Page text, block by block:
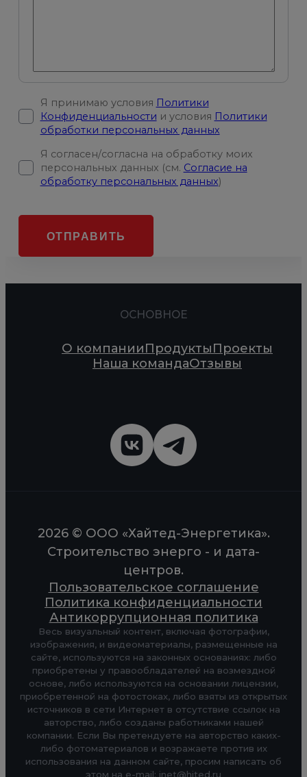
Я принимаю условия Политики
Конфиденциальности и условия Политики
обработки персональных данных
Я согласен/согласна на обработку моих
персональных данных (см. Согласие на
обработку персональных данных)
ОТПРАВИТЬ
ОСНОВНОЕ
О компанииПродуктыПроекты
Наша командаОтзывы
2026 © ООО «Хайтед-Энергетика».
Строительство энерго - и дата-
центров.
Пользовательское соглашение
Политика конфиденциальности
Антикоррупционная политика
Весь визуальный контент, включая фотографии,
изображения, и видеоматериалы, размещенные на
сайте, используются на законных основаниях: либо
приобретены у правообладателей на возмездной
основе, либо используются на основании лицензии,
приобретенной на фотостоках, либо взяты из открытых
источников в сети Интернет в отсутствие ссылок на
авторство, либо созданы работниками нашей
компании. Если Вы претендуете на авторство каких-
либо фотоматериалов и возражаете против их
использования на данном сайте, просим написать об
этом на e-mail: inet@hited.ru